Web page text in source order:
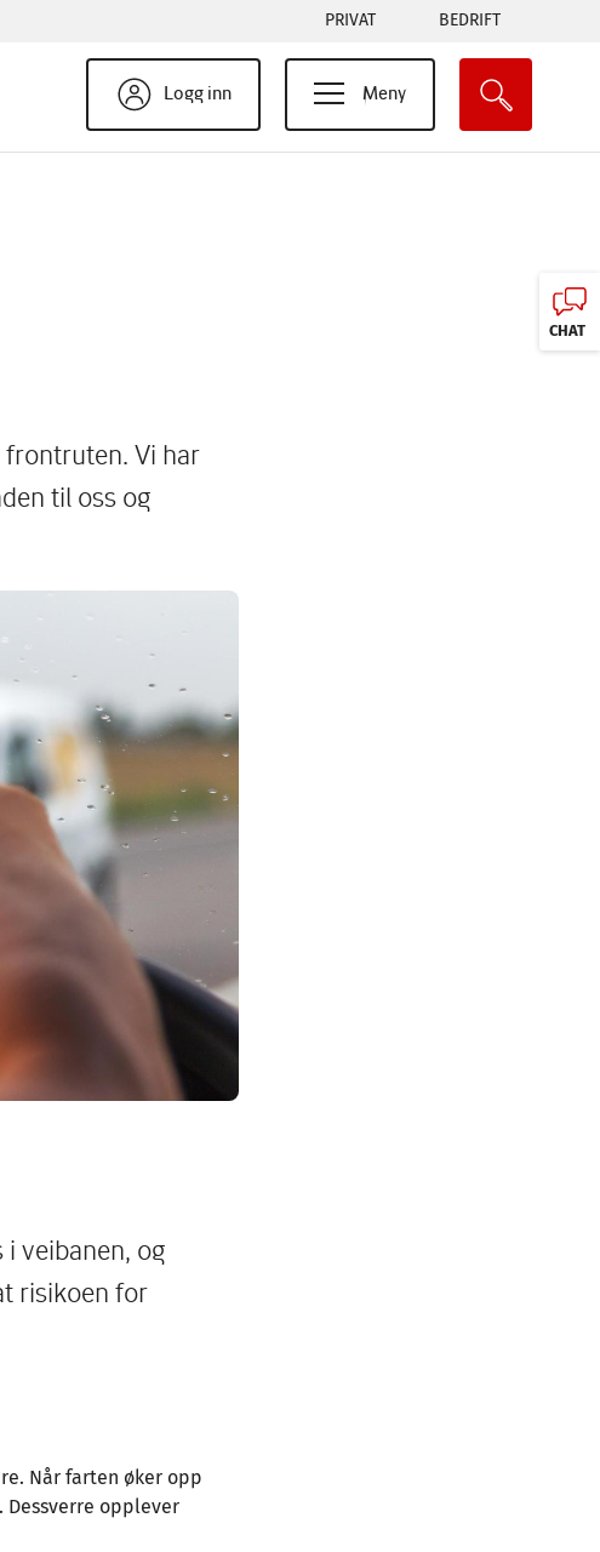
Tabs
menu
PRIVAT BEDRIFT
Logg inn Meny
frontruten. Vi har
til oss og
veibanen, og
risikoen for
Når farten øker opp
opplever
CHAT